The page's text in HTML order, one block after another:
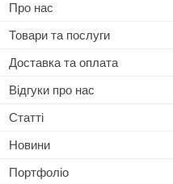
Про нас
Товари та послуги
Доставка та оплата
Відгуки про нас
Статті
Новини
Портфоліо